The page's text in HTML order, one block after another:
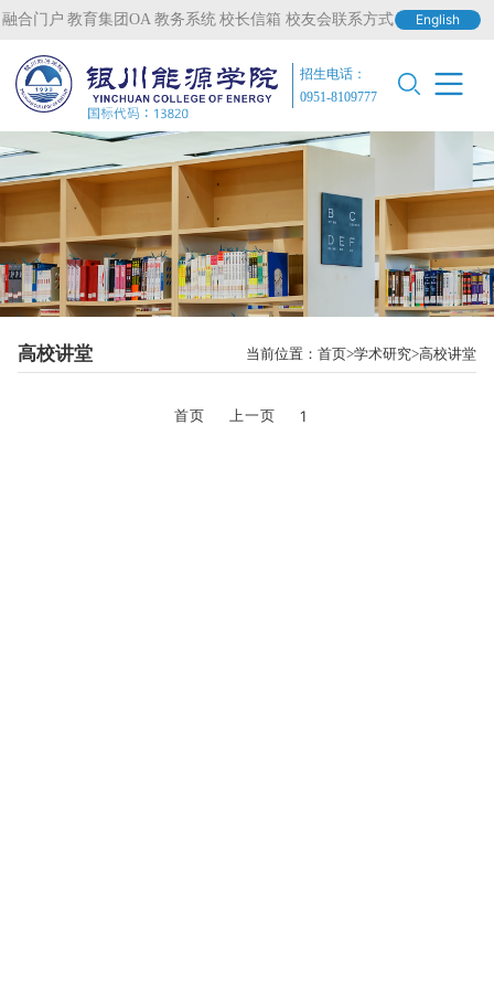
融合门户 教育集团OA 教务系统 校长信箱 校友会联系方式 English
招生电话：
0951-8109777
高校讲堂 当前位置：首页 学术研究 高校讲堂
首页 上一页 1